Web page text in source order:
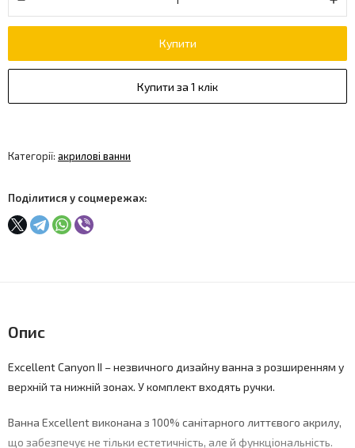
Купити
Купити за 1 клік
Категорії: акрилові ванни
Поділитися у соцмережах:
Опис
Excellent Canyon II – незвичного дизайну ванна з розширенням у
верхній та нижній зонах. У комплект входять ручки.
Ванна Excellent виконана з 100% санітарного литтєвого акрилу,
що забезпечує не тільки естетичність, але й функціональність.